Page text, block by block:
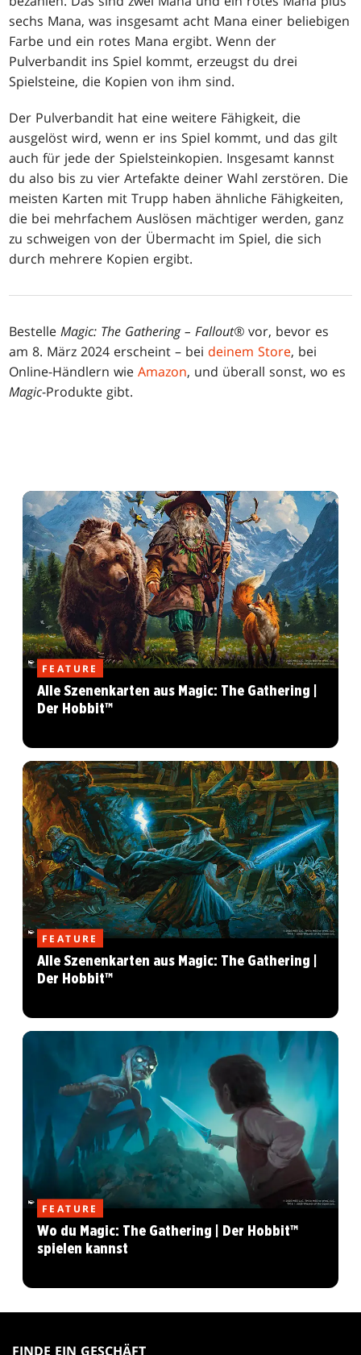
sechs Mana, was insgesamt acht Mana einer beliebigen
Farbe und ein rotes Mana ergibt. Wenn der
Pulverbandit ins Spiel kommt, erzeugst du drei
Spielsteine, die Kopien von ihm sind.
Der Pulverbandit hat eine weitere Fähigkeit, die
ausgelöst wird, wenn er ins Spiel kommt, und das gilt
auch für jede der Spielsteinkopien. Insgesamt kannst
du also bis zu vier Artefakte deiner Wahl zerstören. Die
meisten Karten mit Trupp haben ähnliche Fähigkeiten,
die bei mehrfachem Auslösen mächtiger werden, ganz
zu schweigen von der Übermacht im Spiel, die sich
durch mehrere Kopien ergibt.
BestelleMagic: The Gathering – Fallout® vor, bevor es
am 8. März 2024 erscheint – bei deinem Store, bei
Online-Händlern wieAmazon, und überall sonst, wo es
Magic-Produkte gibt.
FEATURE
Alle Szenenkarten aus Magic: The Gathering |
Der Hobbit™
FEATURE
Alle Szenenkarten aus Magic: The Gathering |
Der Hobbit™
FEATURE
Wo du Magic: The Gathering | Der Hobbit™
spielen kannst
THEFINDE EIN GESCHÄFT